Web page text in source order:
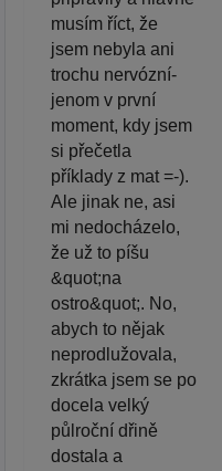
musím říct, že
jsem nebyla ani
trochu nervózní-
jenom v první
moment, kdy jsem
si přečetla
příklady z mat =-).
Ale jinak ne, asi
mi nedocházelo,
že už to píšu
&quot;na
ostro&quot;. No,
abych to nějak
neprodlužovala,
zkrátka jsem se po
docela velký
půlroční dřině
dostala a